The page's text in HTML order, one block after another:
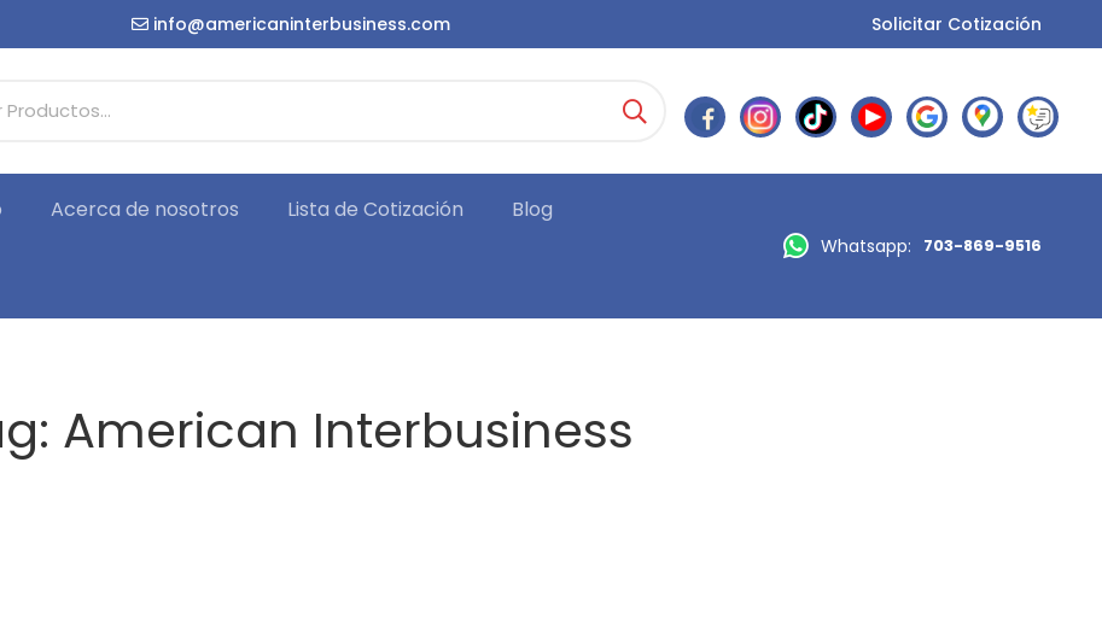
info@americaninterbusiness.com Solicitar Cotización
Acerca de nosotros Lista de Cotización Blog
Whatsapp: 703-869-9516
American Interbusiness